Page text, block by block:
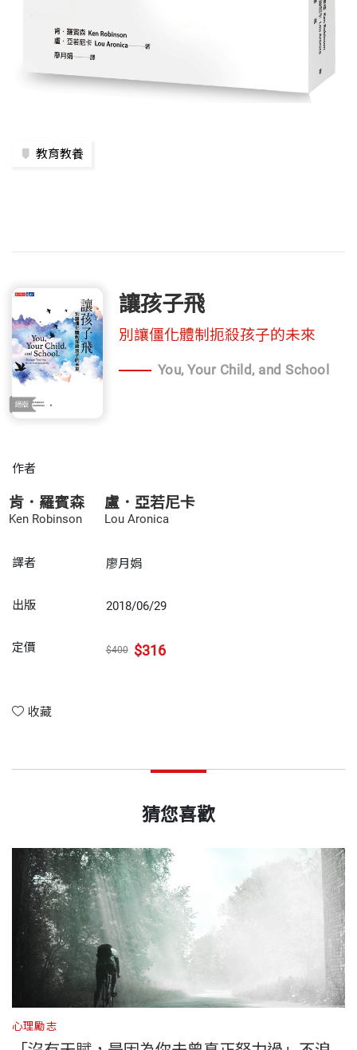
教育教養
讓孩子飛
別讓僵化體制扼殺孩子的未來
You, Your Child, and School
作者
肯．羅賓森
Ken Robinson
盧．亞若尼卡
Lou Aronica
譯者 廖月娟
出版 2018/06/29
定價 $400 $316
收藏
猜您喜歡
心理勵志